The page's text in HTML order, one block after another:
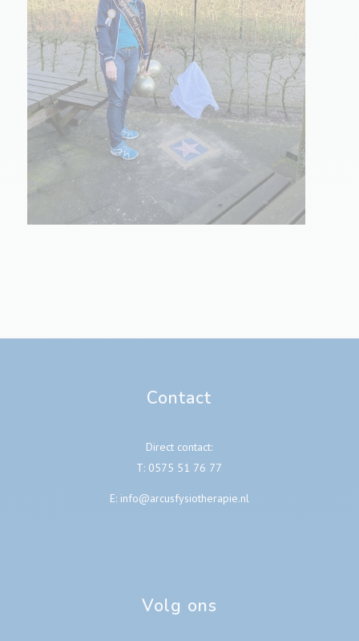
Contact
Direct contact:
T: 0575 51 76 77
E: info@arcusfysiotherapie.nl
Volg ons